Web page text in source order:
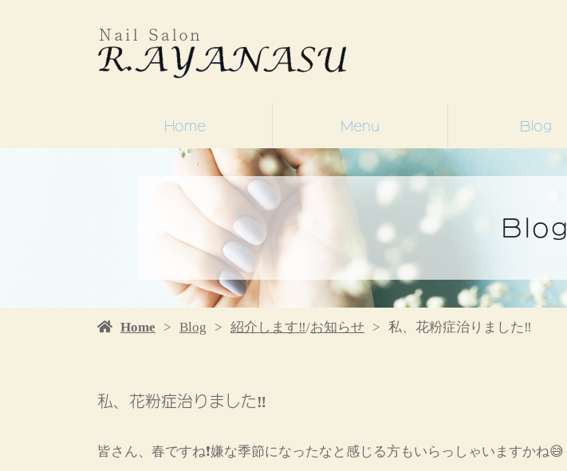
Home Menu Blog
Blog
Home Blog 紹介します‼/お知らせ 私、花粉症治りました‼️
私、花粉症治りました‼️
皆さん、春ですね❗嫌な季節になったなと感じる方もいらっしゃいますかね😅